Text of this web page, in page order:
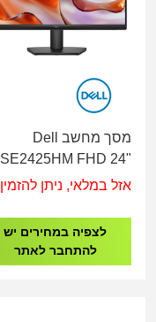
מסך מחשב Dell
SE2425HM FHD 24"
IPS VGA HDMI
אזל במלאי, ניתן להזמין
לצפיה במחירים יש
להתחבר לאתר